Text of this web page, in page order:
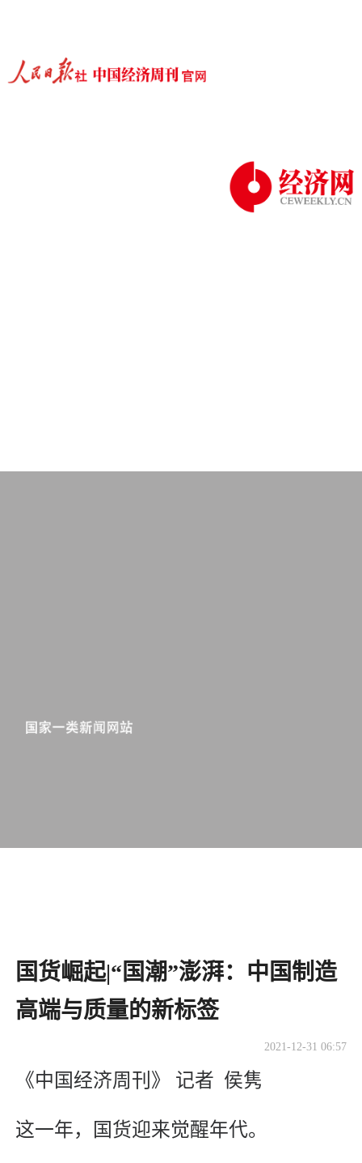
国货崛起|“国潮”澎湃：中国制造
高端与质量的新标签
2021-12-31 06:57
《中国经济周刊》 记者 侯隽
这一年，国货迎来觉醒年代。